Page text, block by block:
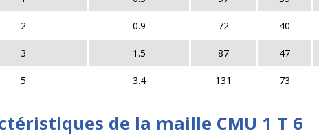
2 0.9 72 40
3 1.5 87 47
5 3.4 131 73
de la maille CMU 1 T 6